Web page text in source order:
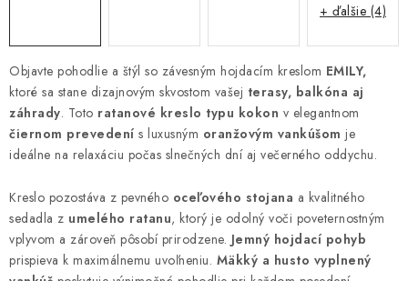
SKRIŇA NA TOPANKY
FAQ - NAJČASTEJŠIE OTÁZKY
Všeobecné obchodné podmienky
Reklamácia vrátenie tovaru
Objavte pohodlie a štýl so závesným hojdacím kreslom EMILY,
ktoré sa stane dizajnovým skvostom vašej terasy, balkóna aj
záhrady. Toto ratanové kreslo typu kokon v elegantnom
čiernom prevedení s luxusným oranžovým vankúšom je
ideálne na relaxáciu počas slnečných dní aj večerného oddychu.
Kreslo pozostáva z pevného oceľového stojana a kvalitného
sedadla z umelého ratanu, ktorý je odolný voči poveternostným
vplyvom a zároveň pôsobí prirodzene. Jemný hojdací pohyb
prispieva k maximálnemu uvoľneniu. Mäkký a husto vyplnený
+ ďalšie (4)